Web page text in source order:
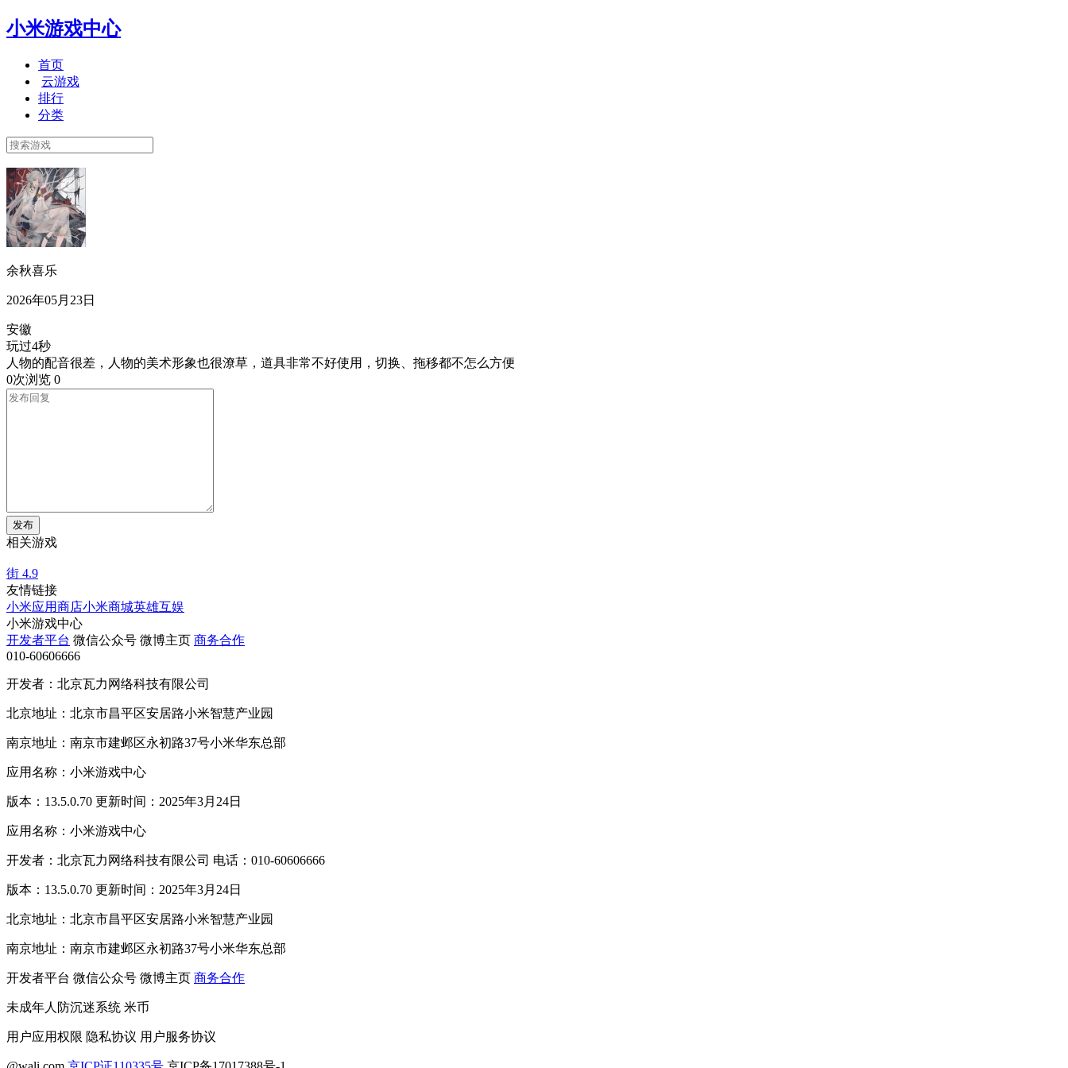
小米游戏中心
首页
云游戏
排行
分类
余秋喜乐
2026年05月23日
安徽
玩过4秒
人物的配音很差，人物的美术形象也很潦草，道具非常不好使用，切换、拖移都不怎么方便
0次浏览 0
发布
相关游戏
街 4.9
友情链接
小米应用商店小米商城英雄互娱
小米游戏中心
开发者平台 微信公众号 微博主页 商务合作
010-60606666
开发者：北京瓦力网络科技有限公司
北京地址：北京市昌平区安居路小米智慧产业园
南京地址：南京市建邺区永初路37号小米华东总部
应用名称：小米游戏中心
版本：13.5.0.70 更新时间：2025年3月24日
应用名称：小米游戏中心
开发者：北京瓦力网络科技有限公司 电话：010-60606666
版本：13.5.0.70 更新时间：2025年3月24日
北京地址：北京市昌平区安居路小米智慧产业园
南京地址：南京市建邺区永初路37号小米华东总部
开发者平台 微信公众号 微博主页 商务合作
未成年人防沉迷系统 米币
用户应用权限 隐私协议 用户服务协议